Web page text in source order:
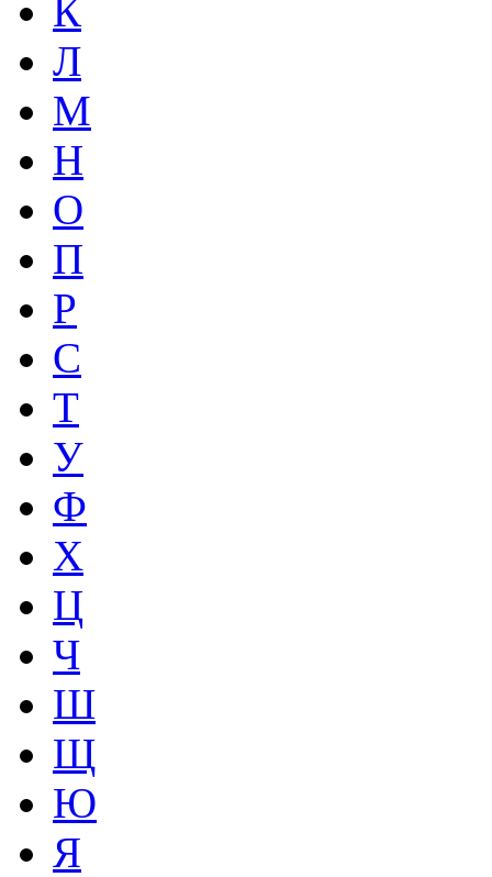
К
Л
М
Н
О
П
Р
С
Т
У
Ф
Х
Ц
Ч
Ш
Щ
Ю
Я